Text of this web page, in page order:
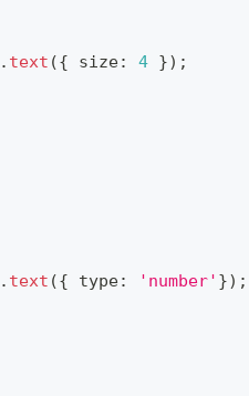
. text ({ size: 4 }) ;
. text ({ type: 'number' }) ;